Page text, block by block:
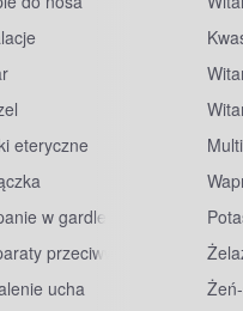
eteryczne
w gardle
przeciwwirusowe
ucha